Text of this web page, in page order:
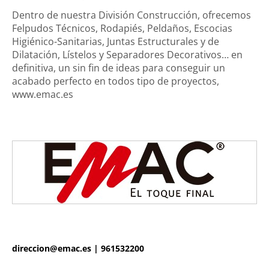
Login
Dentro de nuestra División Construcción, ofrecemos
Felpudos Técnicos, Rodapiés, Peldaños, Escocias
Higiénico-Sanitarias, Juntas Estructurales y de
Dilatación, Lístelos y Separadores Decorativos… en
definitiva, un sin fin de ideas para conseguir un
acabado perfecto en todos tipo de proyectos,
www.emac.es
direccion@emac.es | 961532200